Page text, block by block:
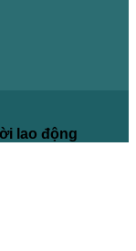
lao động